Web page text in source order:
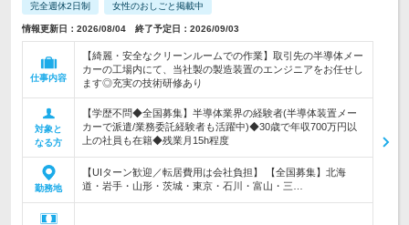
完全週休2日制 女性のおしごと掲載中
情報更新日：2026/08/04 終了予定日：2026/09/03
仕事内容
【綺麗・安全なクリーンルームでの作業】取引先の半導体メー
カーの工場内にて、当社製の製造装置のエンジニアをお任せし
ます◎充実の技術研修あり
対象と
なる方
【学歴不問◆全国募集】半導体業界の経験者(半導体装置メー
カーで派遣/業務委託経験者も活躍中)◆30歳で年収700万円以
上の社員も在籍◆残業月15h程度
勤務地
【UIターン歓迎／転居費用は会社負担】 【全国募集】北海
道・岩手・山形・茨城・東京・石川・富山・三…